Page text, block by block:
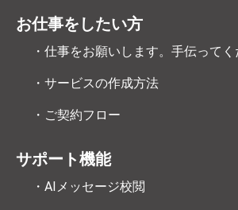
お仕事をしたい方
・仕事をお願いします。手伝ってく
・サービスの作成方法
・ご契約フロー
サポート機能
・AIメッセージ校閲